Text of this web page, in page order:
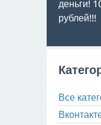
деньги!
рублей!!!
Все